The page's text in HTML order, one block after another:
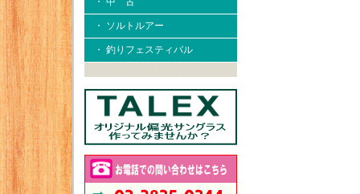
・ ソルトルアー
・ 釣りフェスティバル